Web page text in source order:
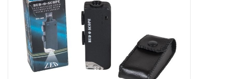
Health Supplies
Psychedelic